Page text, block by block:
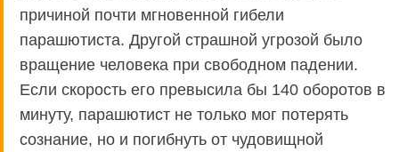
причиной почти мгновенной гибели
парашютиста. Другой страшной угрозой было
вращение человека при свободном падении.
Если скорость его превысила бы 140 оборотов в
минуту, парашютист не только мог потерять
сознание, но и погибнуть от чудовищной